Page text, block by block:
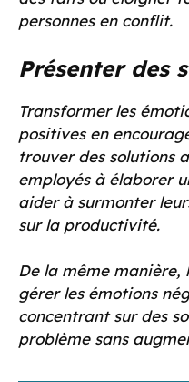
personnes en conflit.
Présenter des
Transformer les
positives en
trouver des solutions
employés à élaborer
aider à surmonter
sur la productivité.
De la même manière,
gérer les émotions
concentrant sur des
problème sans